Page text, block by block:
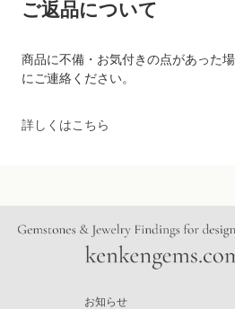
ご返品について
商品に不備・お気付きの点があった
にご連絡ください。
詳しくはこちら
お知らせ